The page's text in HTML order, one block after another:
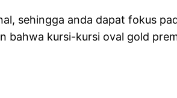
sehingga anda dapat fokus
bahwa kursi-kursi oval gold